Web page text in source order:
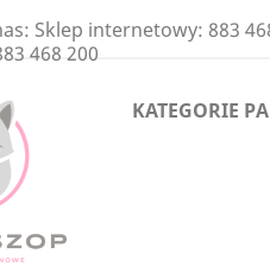
Sklep internetowy: 883
468 200
KATEGORIE